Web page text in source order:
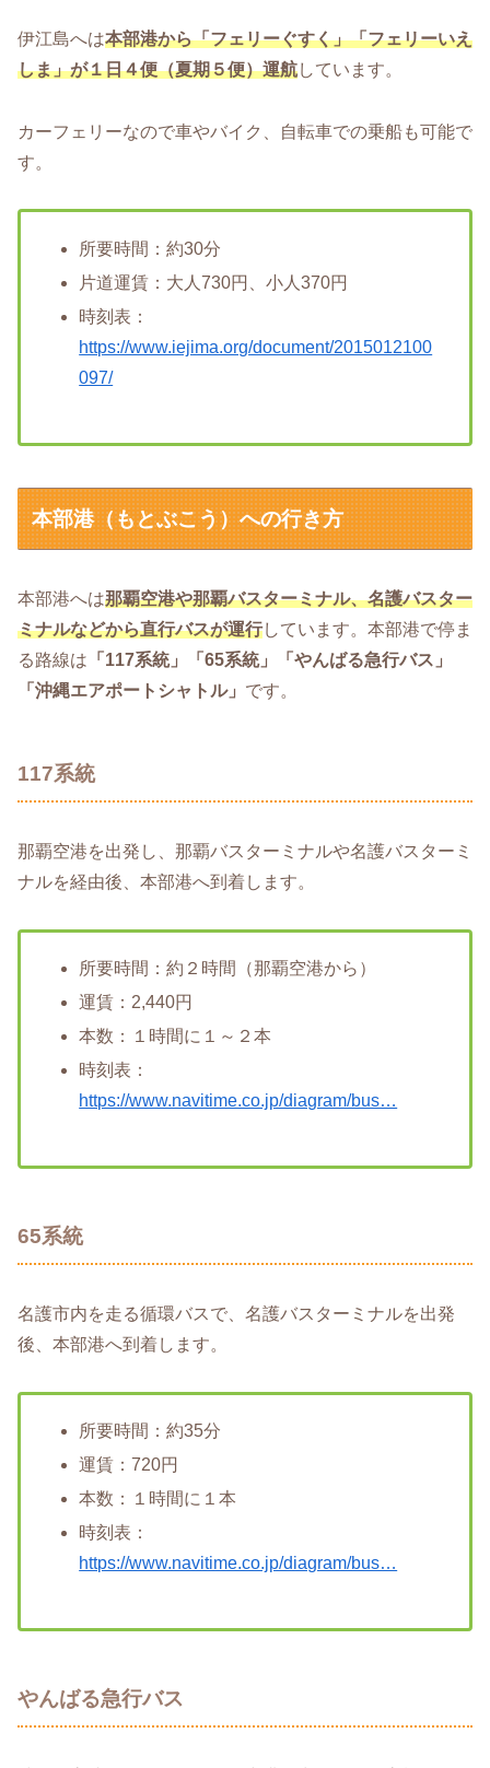
伊江島へは本部港から「フェリーぐすく」「フェリーいえ
しま」が１日４便（夏期５便）運航しています。
カーフェリーなので車やバイク、自転車での乗船も可能で
す。
所要時間：約30分
片道運賃：大人730円、小人370円
時刻表：
https://www.iejima.org/document/2015012100
097/
本部港（もとぶこう）への行き方
本部港へは那覇空港や那覇バスターミナル、名護バスター
ミナルなどから直行バスが運行しています。本部港で停ま
る路線は 「117系統」「65系統」「やんばる急行バス」
「沖縄エアポートシャトル」 です。
117系統
那覇空港を出発し、那覇バスターミナルや名護バスターミ
ナルを経由後、本部港へ到着します。
所要時間：約２時間（那覇空港から）
運賃：2,440円
本数：１時間に１～２本
時刻表：
https://www.navitime.co.jp/diagram/bus…
65系統
名護市内を走る循環バスで、名護バスターミナルを出発
後、本部港へ到着します。
所要時間：約35分
運賃：720円
本数：１時間に１本
時刻表：
https://www.navitime.co.jp/diagram/bus…
やんばる急行バス